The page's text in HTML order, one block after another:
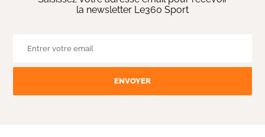
la newsletter Le360 Sport
ENVOYER